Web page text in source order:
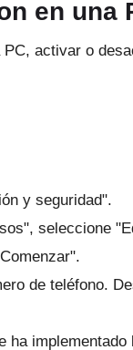
en una
activar o
y seguridad".
seleccione
de teléfono.
ha